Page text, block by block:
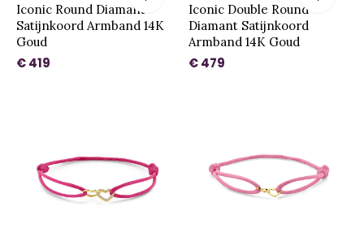
Iconic Round Diamant
Satijnkoord Armband 14K
Goud
€ 419
Iconic Double Round
Diamant Satijnkoord
Armband 14K Goud
€ 479